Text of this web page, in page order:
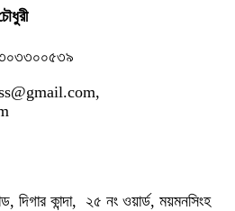
দিগার কান্দা, ২৫ নং ওয়ার্ড, ময়মনসিংহ